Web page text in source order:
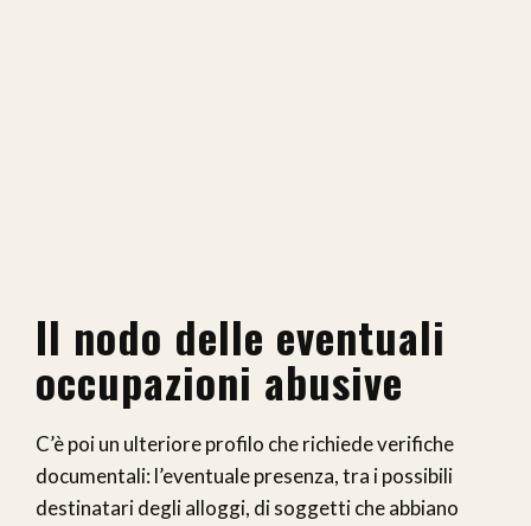
Il nodo delle eventuali
occupazioni abusive
C’è poi un ulteriore profilo che richiede verifiche
documentali: l’eventuale presenza, tra i possibili
destinatari degli alloggi, di soggetti che abbiano